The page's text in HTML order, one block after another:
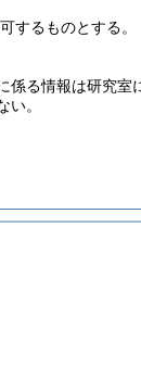
するものとする。
係る情報は研究室
。